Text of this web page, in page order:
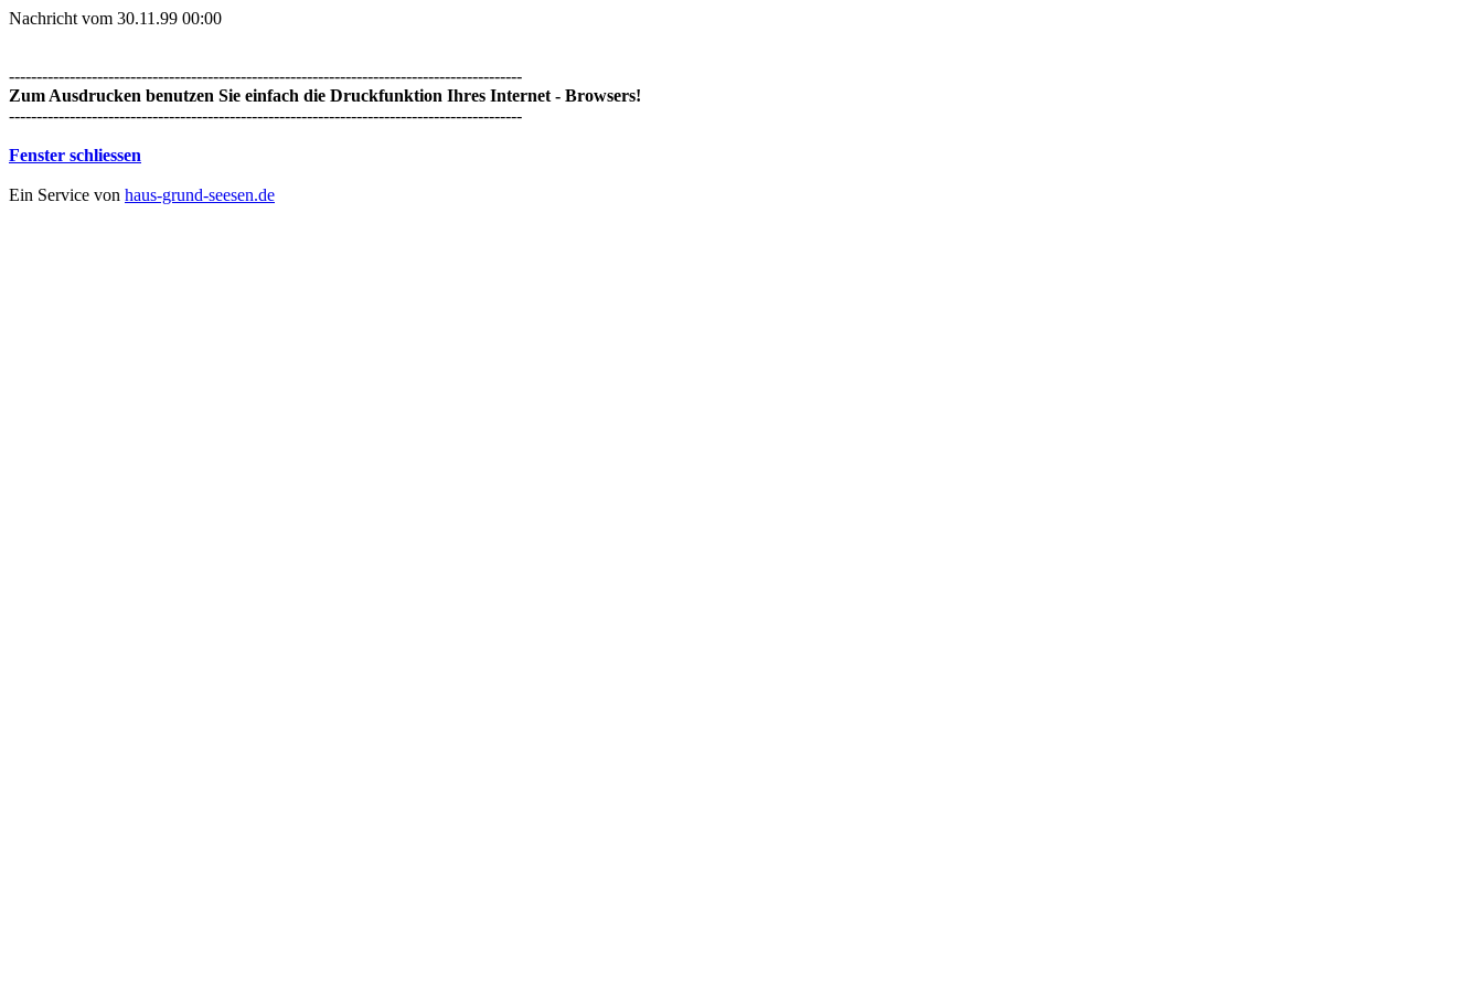
Nachricht vom 30.11.99 00:00
---------------------------------------------------------------------------------------------
Zum Ausdrucken benutzen Sie einfach die Druckfunktion Ihres Internet - Browsers!
---------------------------------------------------------------------------------------------
Fenster schliessen
Ein Service von haus-grund-seesen.de